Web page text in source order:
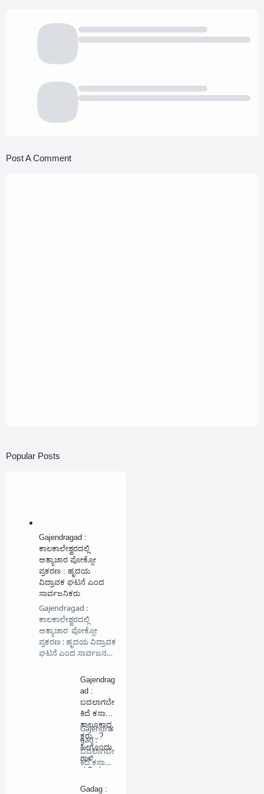
Post A Comment
Popular Posts
Gajendragad :
ಕಾಲಕಾಲೇಶ್ವರದಲ್ಲಿ
ಅತ್ಯಾಚಾರ ಪೋಕ್ಸೋ
ಪ್ರಕರಣ : ಹೃದಯ
ವಿದ್ರಾವಕ ಘಟನೆ ಎಂದ
ಸಾರ್ವಜನಿಕರು
Gajendragad :
ಕಾಲಕಾಲೇಶ್ವರದಲ್ಲಿ
ಅತ್ಯಾಚಾರ ಪೋಕ್ಸೋ
ಪ್ರಕರಣ : ಹೃದಯ ವಿದ್ರಾವಕ
ಘಟನೆ ಎಂದ ಸಾರ್ವಜನ…
Gajendrag
ad :
ಬದಲಾಗಬೇ
ಕಿದೆ ಕಸಾಪ
ತಾಲೂಕಾಧ್ಯ
ಕ್ಷರು...?
ಹೀಗೊಂದು
ಗಾಳಿ
ಸುದ್ದಿಯ
Gajendra
gad :
ಬದಲಾಗಬೇ
ಕಿದೆ ಕಸಾಪ
Gadag :